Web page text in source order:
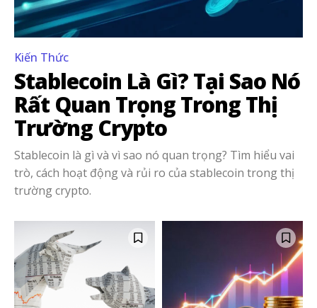
Kiến Thức
Stablecoin Là Gì? Tại Sao Nó
Rất Quan Trọng Trong Thị
Trường Crypto
Stablecoin là gì và vì sao nó quan trọng? Tìm hiểu vai
trò, cách hoạt động và rủi ro của stablecoin trong thị
trường crypto.